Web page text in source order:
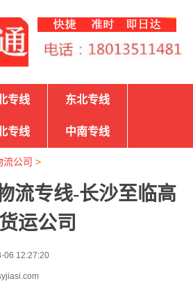
专线 东北专线
专线 中南专线
流公司 >
流专线-长沙至临高
运公司
06 12:27:20